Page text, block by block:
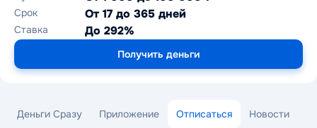
Срок От 17 до 365 дней
Ставка До 292%
Получить деньги
Деньги Сразу Приложение Отписаться Новости